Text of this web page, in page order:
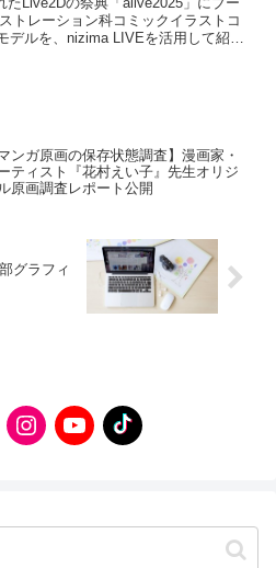
デルを、nizima LIVEを活用して紹介
マンガ原画の保存状態調査】漫画家・
ティスト『花村えい子』先生オリジ
原画調査レポート公開
グラフィ